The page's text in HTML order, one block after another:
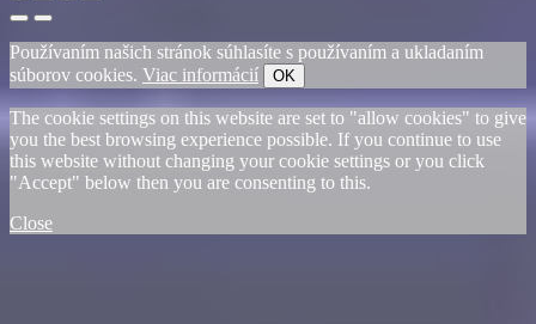
Používaním našich stránok súhlasíte s používaním a ukladaním
súborov cookies. Viac informácií OK
The cookie settings on this website are set to "allow cookies" to give
you the best browsing experience possible. If you continue to use
this website without changing your cookie settings or you click
"Accept" below then you are consenting to this.
Close